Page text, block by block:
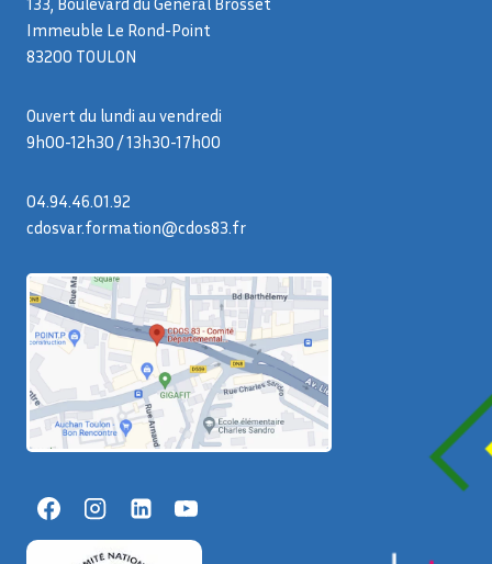
Immeuble Le Rond-Point
83200 TOULON
Ouvert du lundi au vendredi
9h00-12h30 / 13h30-17h00
04.94.46.01.92
cdosvar.formation@cdos83.fr